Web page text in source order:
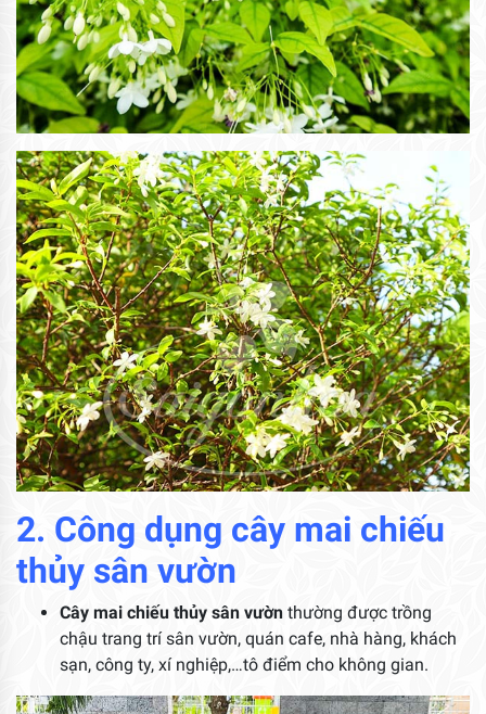
2. Công dụng cây mai chiếu
thủy sân vườn
Cây mai chiếu thủy sân vườn thường được trồng
chậu trang trí sân vườn, quán cafe, nhà hàng, khách
sạn, công ty, xí nghiệp,…tô điểm cho không gian.